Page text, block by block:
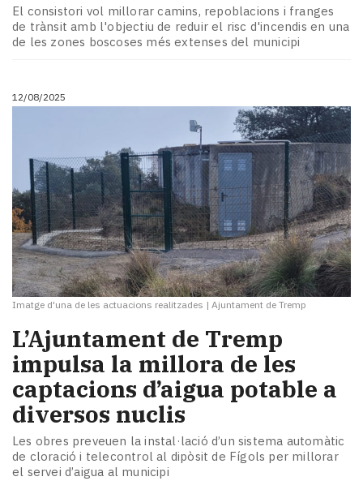
Subscriptors
La
Pallars
Contingut
més
llegit...
Editorial
El consistori vol millorar camins, repoblacions i franges
de trànsit amb l'objectiu de reduir el risc d'incendis en una
de les zones boscoses més extenses del municipi
12/08/2025
Imatge d'una de les actuacions realitzades | Ajuntament de Tremp
L’Ajuntament de Tremp
impulsa la millora de les
captacions d’aigua potable a
diversos nuclis
Les obres preveuen la instal·lació d’un sistema automàtic
de cloració i telecontrol al dipòsit de Fígols per millorar
el servei d’aigua al municipi